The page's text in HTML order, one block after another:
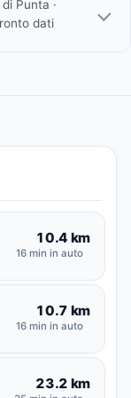
di Punta ·
dati
10.4 km
16 min in auto
10.7 km
16 min in auto
23.2 km